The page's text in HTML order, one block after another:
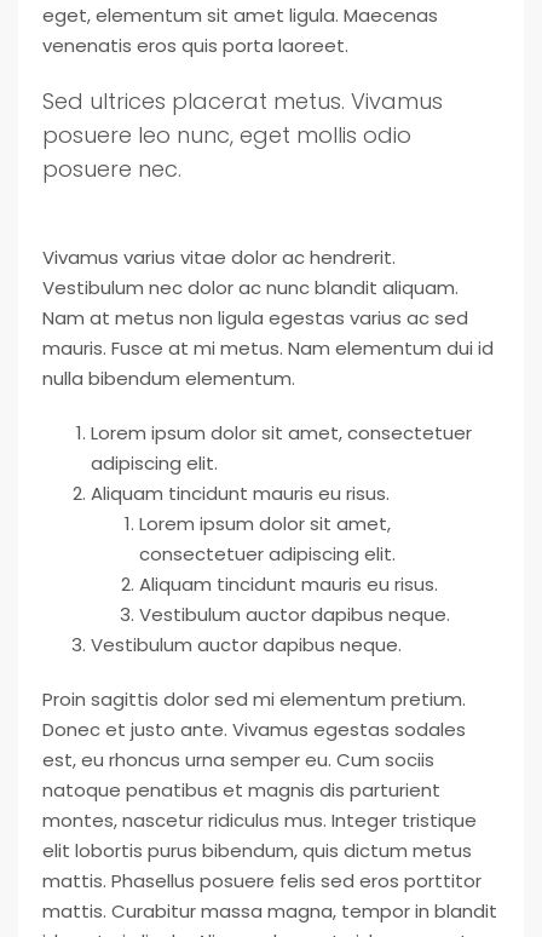
eget, elementum sit amet ligula. Maecenas
venenatis eros quis porta laoreet.
Sed ultrices placerat metus. Vivamus
posuere leo nunc, eget mollis odio
posuere nec.
Vivamus varius vitae dolor ac hendrerit.
Vestibulum nec dolor ac nunc blandit aliquam.
Nam at metus non ligula egestas varius ac sed
mauris. Fusce at mi metus. Nam elementum dui id
nulla bibendum elementum.
Lorem ipsum dolor sit amet, consectetuer
adipiscing elit.
Aliquam tincidunt mauris eu risus.
Lorem ipsum dolor sit amet,
consectetuer adipiscing elit.
Aliquam tincidunt mauris eu risus.
Vestibulum auctor dapibus neque.
Vestibulum auctor dapibus neque.
Proin sagittis dolor sed mi elementum pretium.
Donec et justo ante. Vivamus egestas sodales
est, eu rhoncus urna semper eu. Cum sociis
natoque penatibus et magnis dis parturient
montes, nascetur ridiculus mus. Integer tristique
elit lobortis purus bibendum, quis dictum metus
mattis. Phasellus posuere felis sed eros porttitor
mattis. Curabitur massa magna, tempor in blandit